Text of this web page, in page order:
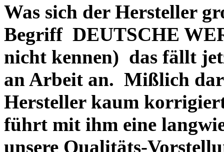
Was sich der Hersteller
Begriff DEUTSCHE
nicht kennen) das fällt
an Arbeit an. Mißlich
Hersteller kaum
führt mit ihm eine
unsere Qualitäts-